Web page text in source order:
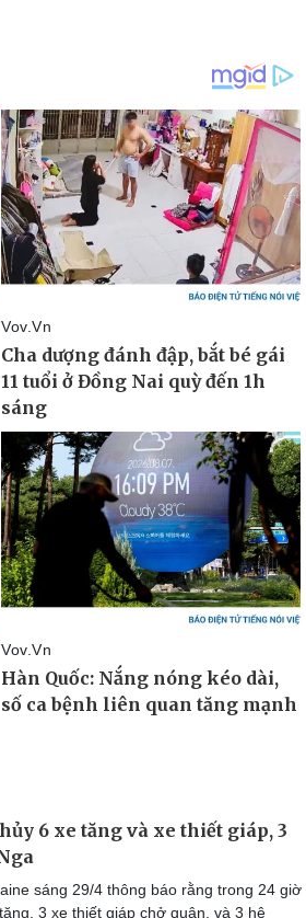
6 xe tăng và xe thiết giáp, 3
sáng 29/4 thông báo rằng trong 24 giờ
3 xe thiết giáp chở quân, và 3 hệ